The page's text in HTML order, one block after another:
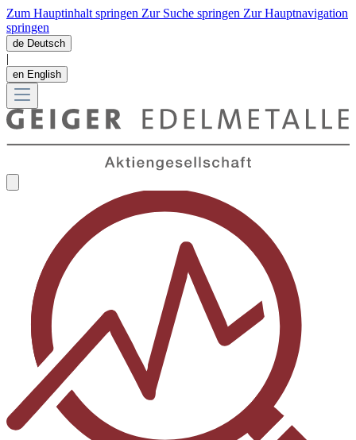
Zum Hauptinhalt springen Zur Suche springen Zur Hauptnavigation
springen
de Deutsch
|
en English